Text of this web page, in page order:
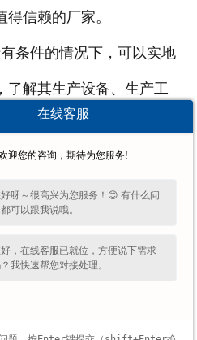
信赖的厂家。
件的情况下，可以实地
了解其生产设备、生产工
力等方面的情况，进一步
3减震器厂家时，除了关
考虑厂家的售后服务、交
综合评估后做出选择。
城风骏减震器太硬的问题
在线客服
迎您的咨询，期待为您服务!
呀～很高兴为您服务！😊 有什么问
可以跟我说哦。
，在线客服已就位，方便说下需求
我快速帮您对接处理。